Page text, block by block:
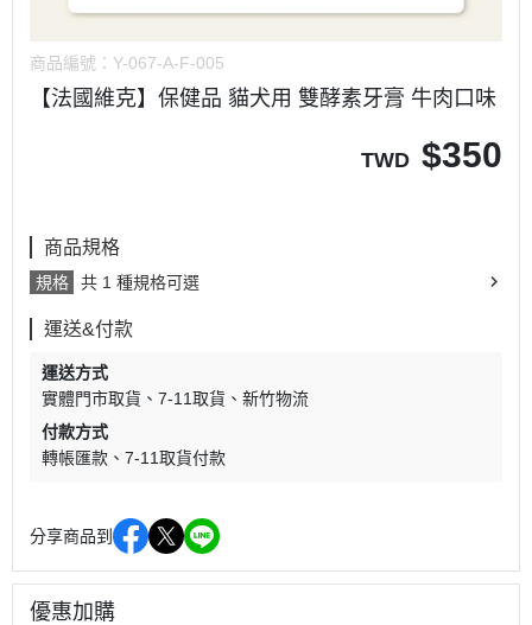
商品編號： Y-067-A-F-005
【法國維克】保健品 貓犬用 雙酵素牙膏 牛肉口味
TWD $350
商品規格
規格 共 1 種規格可選
運送&付款
運送方式
實體門市取貨
7-11取貨
新竹物流
付款方式
轉帳匯款
7-11取貨付款
分享商品到
優惠加購